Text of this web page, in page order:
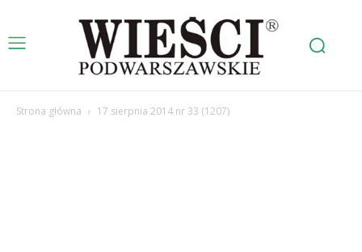
Strona główna 17 sierpnia 2014 nr 33 (1207)